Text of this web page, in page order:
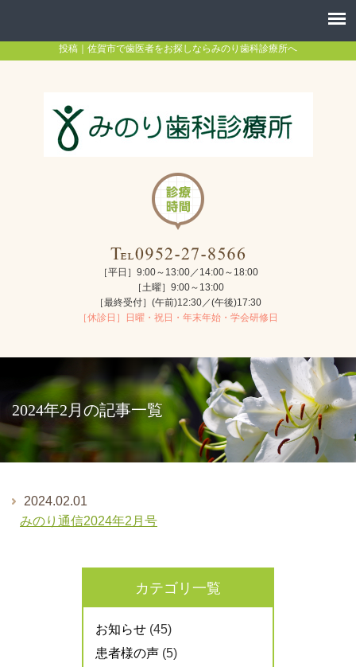
投稿｜佐賀市で歯医者をお探しならみのり歯科診療所へ
［平日］9:00～13:00／14:00～18:00
［土曜］9:00～13:00
［最終受付］(午前)12:30／(午後)17:30
［休診日］日曜・祝日・年末年始・学会研修日
2024年2月の記事一覧
2024.02.01
みのり通信2024年2月号
カテゴリ一覧
お知らせ (45)
患者様の声 (5)